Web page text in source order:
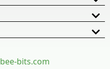
bee-bits.com